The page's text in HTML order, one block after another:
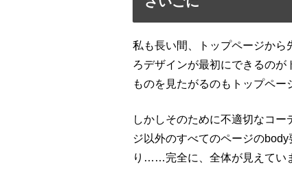
私も長い間、トップページから
ろデザインが最初にできるのが
ものを見たがるのもトップペー
しかしそのために不適切なコ
ジ以外のすべてのページの
り……完全に、全体が見えてい